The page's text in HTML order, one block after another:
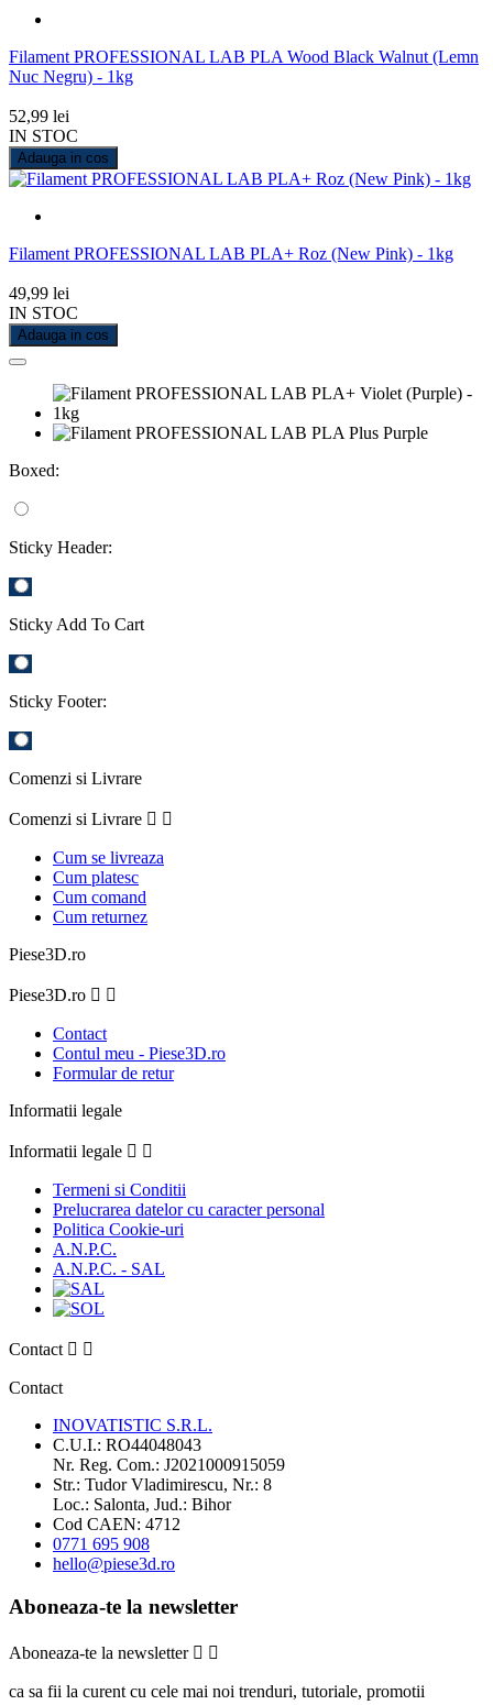
Filament PROFESSIONAL LAB PLA Wood Black Walnut (Lemn
Nuc Negru) - 1kg
52,99 lei
IN STOC
Adauga in cos
Filament PROFESSIONAL LAB PLA+ Roz (New Pink) - 1kg
49,99 lei
IN STOC
Adauga in cos
Boxed:
Sticky Header:
Sticky Add To Cart
Sticky Footer:
Comenzi si Livrare
Comenzi si Livrare  
Cum se livreaza
Cum platesc
Cum comand
Cum returnez
Piese3D.ro
Piese3D.ro  
Contact
Contul meu - Piese3D.ro
Formular de retur
Informatii legale
Informatii legale  
Termeni si Conditii
Prelucrarea datelor cu caracter personal
Politica Cookie-uri
A.N.P.C.
A.N.P.C. - SAL
Contact  
Contact
INOVATISTIC S.R.L.
C.U.I.: RO44048043
Nr. Reg. Com.: J2021000915059
Str.: Tudor Vladimirescu, Nr.: 8
Loc.: Salonta, Jud.: Bihor
Cod CAEN: 4712
0771 695 908
hello@piese3d.ro
Aboneaza-te la newsletter
Aboneaza-te la newsletter  
ca sa fii la curent cu cele mai noi trenduri, tutoriale, promotii